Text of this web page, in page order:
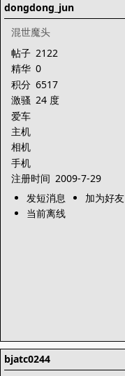
dongdong_jun
混世魔头
帖子 2122
精华 0
积分 6517
激骚 24 度
爱车
主机
相机
手机
注册时间 2009-7-29
发短消息
加为好友
当前离线
bjatc0244